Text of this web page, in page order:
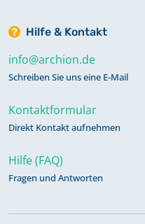
Hilfe & Kontakt
info@archion.de
Schreiben Sie uns eine E-Mail
Kontaktformular
Direkt Kontakt aufnehmen
Hilfe (FAQ)
Fragen und Antworten